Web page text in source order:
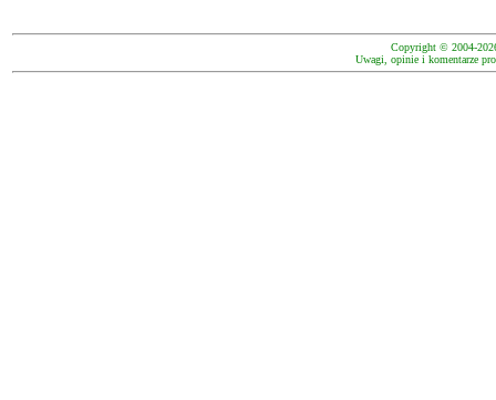
Copyright © 2004-
Uwagi, opinie i komentarze